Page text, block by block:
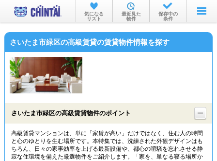
お部屋を探す
沿線・駅から
物件特集から
TOP
気になる
リスト
最近見た
物件
保存中の
条件
さいたま市緑区の高級賃貸の賃貸物件情報を探す
さいたま市緑区の高級賃貸物件のポイント
高級賃貸マンションは、単に「家賃が高い」だけではなく、住む人の時間
と心のゆとりを生む場所です。本特集では、洗練された外観デザインはも
ちろん、日々の家事効率を上げる最新設備や、都心の喧騒を忘れさせる静
寂な住環境を備えた厳選物件をご紹介します。「家を、単なる寝る場所か